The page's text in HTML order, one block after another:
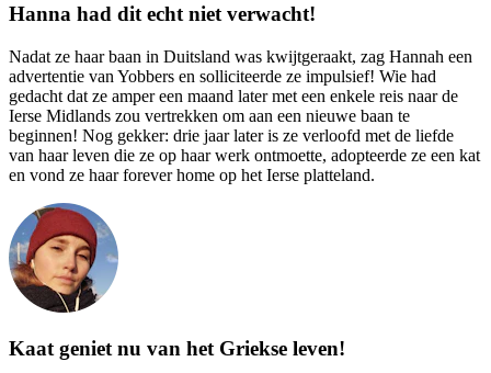
Hanna had dit echt niet verwacht!
Nadat ze haar baan in Duitsland was kwijtgeraakt, zag Hannah een
advertentie van Yobbers en solliciteerde ze impulsief! Wie had
gedacht dat ze amper een maand later met een enkele reis naar de
Ierse Midlands zou vertrekken om aan een nieuwe baan te
beginnen! Nog gekker: drie jaar later is ze verloofd met de liefde
van haar leven die ze op haar werk ontmoette, adopteerde ze een kat
en vond ze haar forever home op het Ierse platteland.
Kaat geniet nu van het Griekse leven!